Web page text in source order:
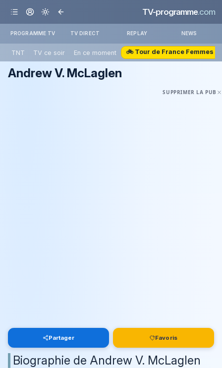
TV-programme.com
PROGRAMME TV TV DIRECT REPLAY NEWS
TNT TV ce soir En ce moment 🚲 Tour de France Femmes
Andrew V. McLaglen
SUPPRIMER LA PUB
Partager Favoris
Biographie de Andrew V. McLaglen